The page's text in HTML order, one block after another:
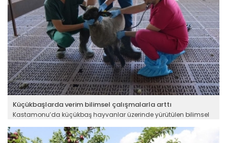
Küçükbaşlarda verim bilimsel çalışmalarla arttı
Kastamonu’da küçükbaş hayvanlar üzerinde yürütülen bilimsel
Kastamonu Üniversitesi iş birliğinde kurulan çiftlikte titizlikle
yürütülen bakım, besleme, sağlık kontrolleri ve aşılama